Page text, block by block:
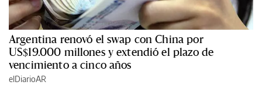
Argentina renovó el swap con China por
US$19.000 millones y extendió el plazo de
vencimiento a cinco años
elDiarioAR